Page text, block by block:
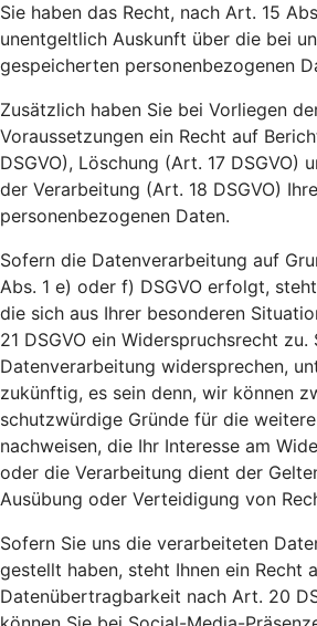
Sie haben das Recht, nach Art. 15
unentgeltlich Auskunft über die bei
gespeicherten personenbezogenen
Zusätzlich haben Sie bei Vorliegen
Voraussetzungen ein Recht auf
DSGVO), Löschung (Art. 17 DSGVO)
der Verarbeitung (Art. 18 DSGVO)
personenbezogenen Daten.
Sofern die Datenverarbeitung auf
Abs. 1 e) oder f) DSGVO erfolgt,
die sich aus Ihrer besonderen
21 DSGVO ein Widerspruchsrecht
Datenverarbeitung widersprechen,
zukünftig, es sein denn, wir können
schutzwürdige Gründe für die
nachweisen, die Ihr Interesse am
oder die Verarbeitung dient der
Ausübung oder Verteidigung von
Sofern Sie uns die verarbeiteten
gestellt haben, steht Ihnen ein Recht
Datenübertragbarkeit nach Art. 20